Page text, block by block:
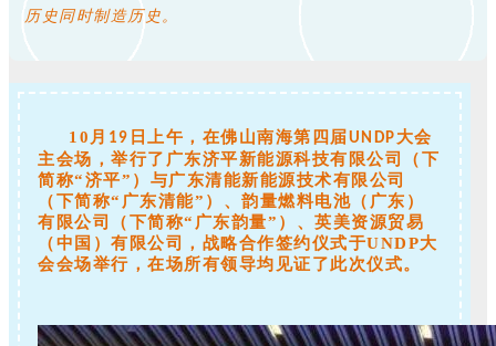
历史同时制造历史。
10月 19 日上午，在佛山南海第四届UNDP 大会
主会场，举行了广东济平新能源科技有限公司（下
简称“济平”）与广东清能新能源技术有限公司
（下简称“广东清能”）、韵量燃料电池（广东）
有限公司（下简称“广东韵量”）、英美资源贸易
（中国）有限公司，战略合作签约仪式于UNDP大
会会场举行，在场所有领导均见证了此次仪式。